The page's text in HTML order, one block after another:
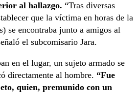
al hallazgo. “Tras diversas
que la víctima en horas de la
se encontraba junto a amigos al
el subcomisario Jara.
en el lugar, un sujeto armado se
directamente al hombre. “Fue
quien, premunido con un